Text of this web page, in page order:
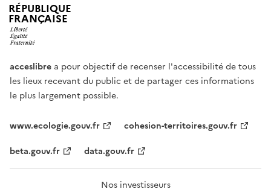
RÉPUBLIQUE
FRANÇAISE
acceslibre a pour objectif de recenser l'accessibilité de tous
les lieux recevant du public et de partager ces informations
le plus largement possible.
www.ecologie.gouv.fr
cohesion-territoires.gouv.fr
beta.gouv.fr
data.gouv.fr
Nos investisseurs